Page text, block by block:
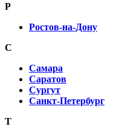
Р
Ростов-на-Дону
С
Самара
Саратов
Сургут
Санкт-Петербург
Т